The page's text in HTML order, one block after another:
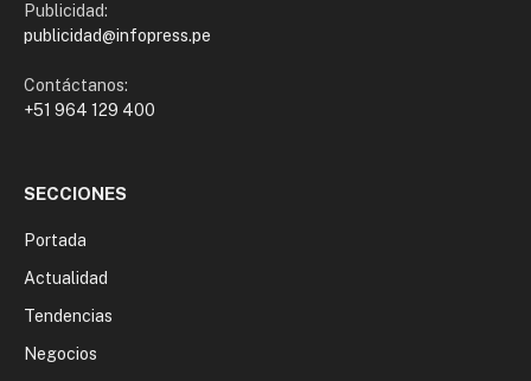
Publicidad:
publicidad@infopress.pe
Contáctanos:
+51 964 129 400
SECCIONES
Portada
Actualidad
Tendencias
Negocios